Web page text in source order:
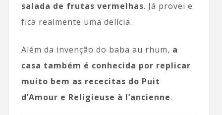
salada de frutas vermelhas. Já provei e
fica realmente uma delícia.
Além da invenção do baba au rhum, a
casa também é conhecida por replicar
muito bem as rececitas do Puit
d’Amour e Religieuse à l’ancienne.